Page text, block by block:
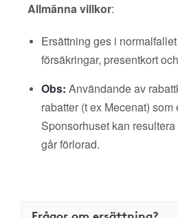
Allmänna villkor:
Ersättning ges i
försäkringar, presentkort
Obs: Användande av
rabatter (t ex Mecenat) som
Sponsorhuset kan
går förlorad.